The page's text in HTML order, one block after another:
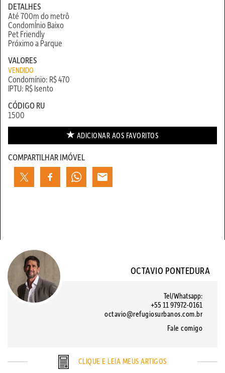
DETALHES
Até 700m do metrô
CondomÍnio Baixo
Pet Friendly
Próximo a Parque
VALORES
VENDIDO
Condomínio: R$ 470
IPTU: R$ Isento
CÓDIGO RU
1500
ADICIONAR AOS FAVORITOS
COMPARTILHAR IMÓVEL
OCTAVIO PONTEDURA
Tel/Whatsapp:
+55 11 97972-0161
octavio@refugiosurbanos.com.br
Fale comigo
CLIQUE E LEIA MEUS ARTIGOS